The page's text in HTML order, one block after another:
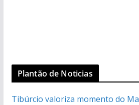
Plantão de Noticias
Tibúrcio valoriza momento do